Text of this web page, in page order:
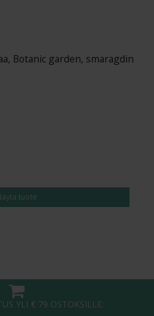
Botanic garden, smaragdin
tuote
YLI € 79 OSTOKSILLE: